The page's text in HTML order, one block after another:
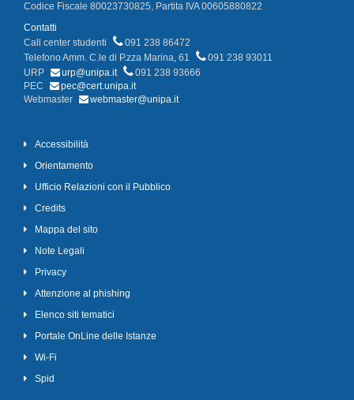
Codice Fiscale 80023730825, Partita IVA 00605880822
Contatti
Call center studenti
091 238 86472
Telefono Amm. C.le di P.zza Marina, 61
091 238 93011
URP
urp@unipa.it
091 238 93666
PEC
pec@cert.unipa.it
Webmaster
webmaster@unipa.it
Accessibilità
Orientamento
Ufficio Relazioni con il Pubblico
Credits
Mappa del sito
Note Legali
Privacy
Attenzione al phishing
Elenco siti tematici
Portale OnLine delle Istanze
Wi-Fi
Spid